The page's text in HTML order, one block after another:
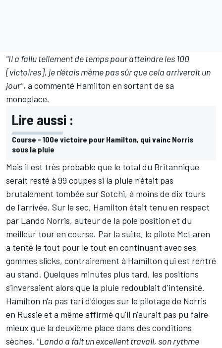
"Il a fallu tellement de temps pour atteindre les 100
[victoires], je n'étais même pas sûr que cela arriverait un
jour", a commenté Hamilton en sortant de sa
monoplace.
Lire aussi :
Course - 100e victoire pour Hamilton, qui vainc Norris
sous la pluie
Mais il est très probable que le total du Britannique
serait resté à 99 coupes si la pluie n'était pas
brutalement tombée sur Sotchi, à moins de dix tours
de l'arrivée. Sur le sec, Hamilton était tenu en respect
par Lando Norris, auteur de la pole position et du
meilleur tour en course. Par la suite, le pilote McLaren
a tenté le tout pour le tout en continuant avec ses
gommes slicks, contrairement à Hamilton qui est rentré
au stand. Quelques minutes plus tard, les positions
s'inversaient alors que la pluie redoublait d'intensité.
Hamilton n'a pas tari d'éloges sur le pilotage de Norris
en Russie et a même affirmé qu'il n'aurait pas pu faire
mieux que la deuxième place dans des conditions
sèches. "Lando a fait un excellent travail, son rythme